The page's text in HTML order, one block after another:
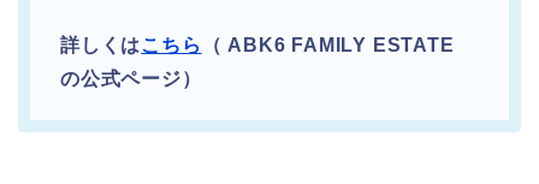
詳しくはこちら
（ ABK6 FAMILY ESTATE
の公式ページ）